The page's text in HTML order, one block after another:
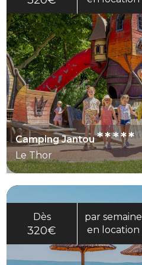
Camping Jantou*****
Le Thor
Dès
320€
par semaine
en location